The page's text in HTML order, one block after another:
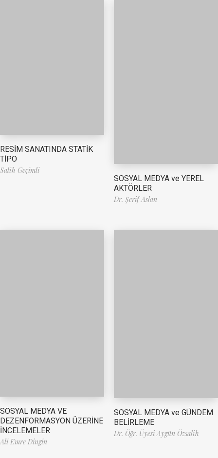
RESİM SANATINDA STATİK
TİPO
Salih Geçimli
SOSYAL MEDYA ve YEREL
AKTÖRLER
Dr. Şerif Aslan
SOSYAL MEDYA VE
DEZENFORMASYON ÜZERİNE
İNCELEMELER
Ali Emre Dingin
SOSYAL MEDYA ve GÜNDEM
BELİRLEME
Dr. Öğr. Üyesi Aygün Özsalih